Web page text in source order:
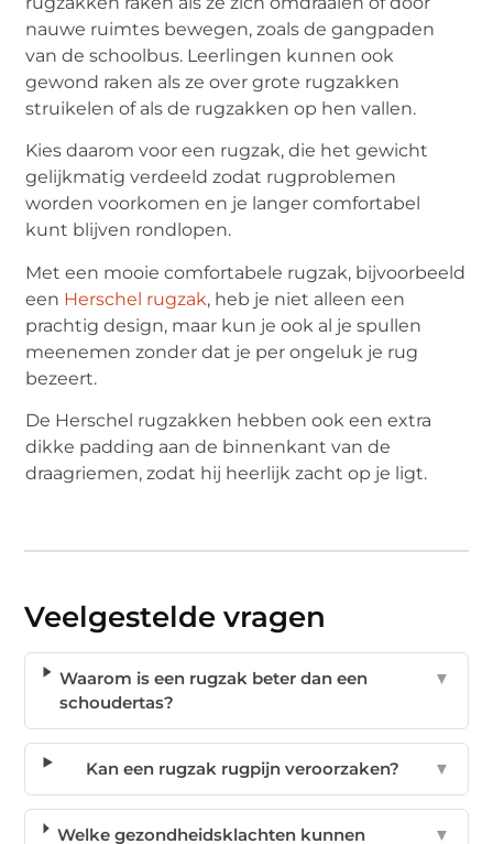
nauwe ruimtes bewegen, zoals de gangpaden
van de schoolbus. Leerlingen kunnen ook
gewond raken als ze over grote rugzakken
struikelen of als de rugzakken op hen vallen.
Kies daarom voor een rugzak, die het gewicht
gelijkmatig verdeeld zodat rugproblemen
worden voorkomen en je langer comfortabel
kunt blijven rondlopen.
Met een mooie comfortabele rugzak, bijvoorbeeld
een Herschel rugzak, heb je niet alleen een
prachtig design, maar kun je ook al je spullen
meenemen zonder dat je per ongeluk je rug
bezeert.
De Herschel rugzakken hebben ook een extra
dikke padding aan de binnenkant van de
draagriemen, zodat hij heerlijk zacht op je ligt.
Veelgestelde vragen
Waarom is een rugzak beter dan een
schoudertas?
▼
Kan een rugzak rugpijn veroorzaken? ▼
Welke gezondheidsklachten kunnen
▼